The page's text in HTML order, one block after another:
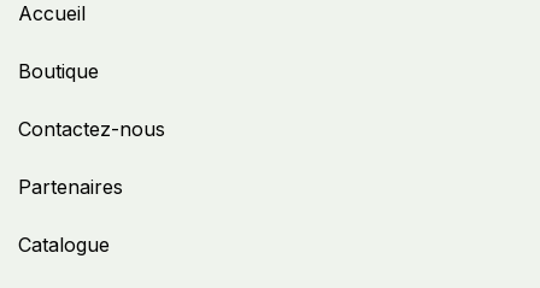
Accueil
Boutique
Contactez-nous
Partenaires
Catalogue